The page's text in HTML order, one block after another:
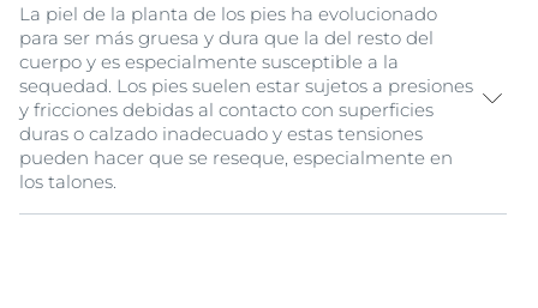
La piel de la planta de los pies ha evolucionado
para ser más gruesa y dura que la del resto del
cuerpo y es especialmente susceptible a la
sequedad. Los pies suelen estar sujetos a presiones
y fricciones debidas al contacto con superficies
duras o calzado inadecuado y estas tensiones
pueden hacer que se reseque, especialmente en
los talones.